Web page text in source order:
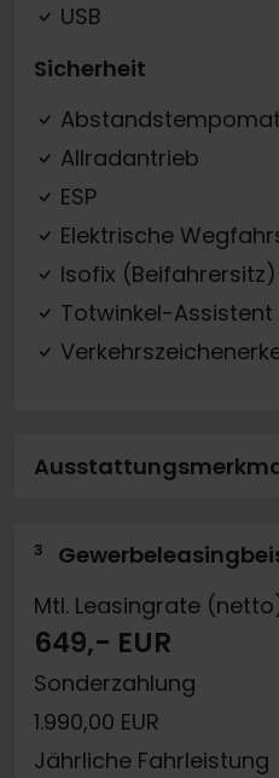
USB
Sicherheit
Abstandstempomat
Allradantrieb
ESP
Elektrische
Isofix (Beifahrersitz)
Totwinkel-Assistent
3
Mtl. Leasingrate
649,- EUR
Sonderzahlung
1.990,00 EUR
Jährliche Fahrleistung